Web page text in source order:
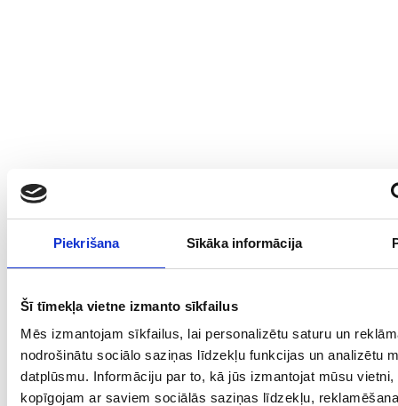
Piekrišana Sīkāka informācija
Šī tīmekļa vietne izmanto sīkfailus
Mēs izmantojam sīkfailus, lai personalizētu saturu un
nodrošinātu sociālo saziņas līdzekļu funkcijas un analizētu
datplūsmu. Informāciju par to, kā jūs izmantojat mūsu
kopīgojam ar saviem sociālās saziņas līdzekļu,